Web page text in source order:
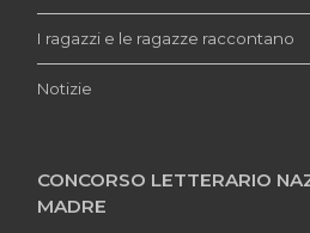
I ragazzi e le ragazze raccontano
Notizie
CONCORSO LETTERARIO
MADRE